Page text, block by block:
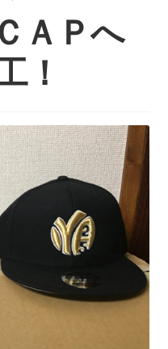
い方法
ＡＰへ
！